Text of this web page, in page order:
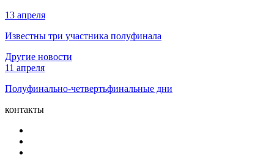
13 апреля
Известны три участника полуфинала
Другие новости
11 апреля
Полуфинально-четвертьфинальные дни
контакты